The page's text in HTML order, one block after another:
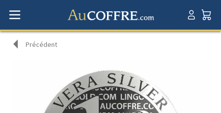
Précédent